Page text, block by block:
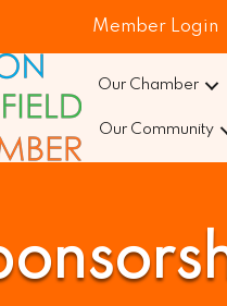
Member Login
Our Chamber
Our Community